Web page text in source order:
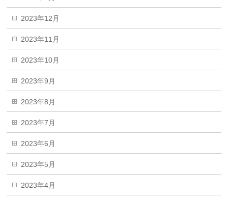
2023年12月
2023年11月
2023年10月
2023年9月
2023年8月
2023年7月
2023年6月
2023年5月
2023年4月